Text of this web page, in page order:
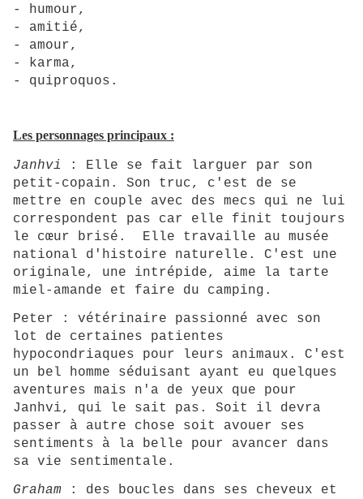
- humour,
- amitié,
- amour,
- karma,
- quiproquos.
Les personnages principaux :
Janhvi
: Elle se fait larguer par son
petit-copain. Son truc, c'est de se
mettre en couple avec des mecs qui ne lui
correspondent pas car elle finit toujours
le cœur brisé. Elle travaille au musée
national d'histoire naturelle. C'est une
originale, une intrépide, aime la tarte
miel-amande et faire du camping.
Peter : vétérinaire passionné avec son
lot de certaines patientes
hypocondriaques pour leurs animaux. C 'est
un bel homme séduisant ayant eu quelques
aventures mais n'a de yeux que pour
Janhvi, qui le sait pas. Soit il devra
passer à autre chose soit avouer ses
sentiments à la belle pour avancer dans
sa vie sentimentale.
Graham
: des boucles dans ses cheveux et